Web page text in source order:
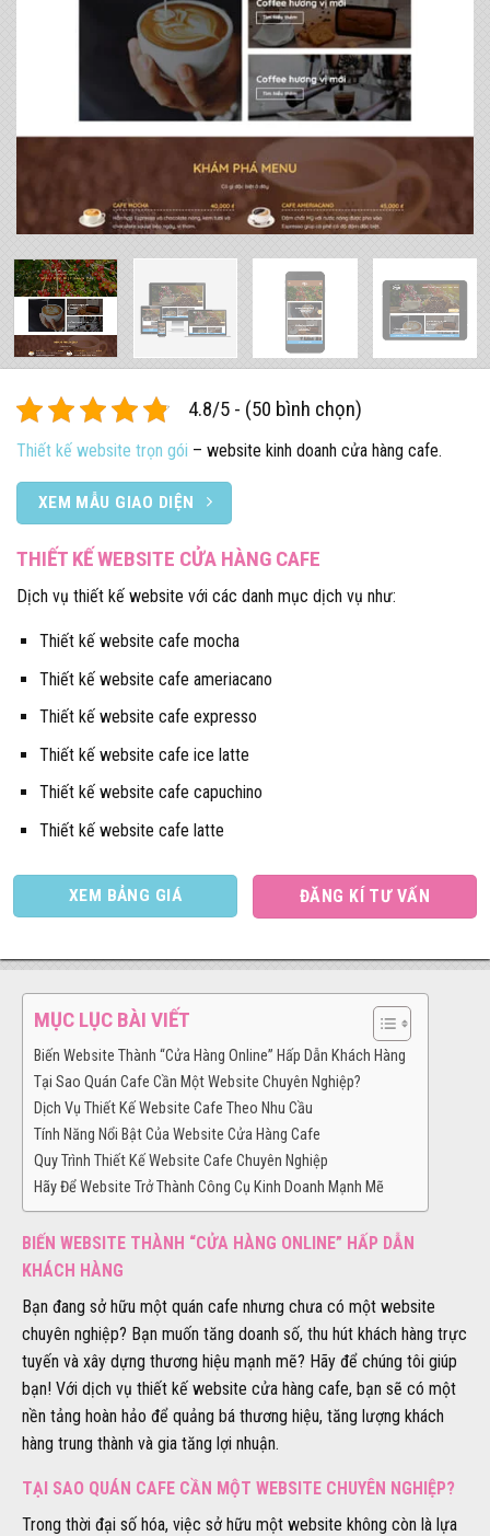
4.8/5 - (50 bình chọn)
Thiết kế website trọn gói – website kinh doanh cửa hàng cafe.
XEM MẪU GIAO DIỆN
THIẾT KẾ WEBSITE CỬA HÀNG CAFE
Dịch vụ thiết kế website với các danh mục dịch vụ như:
Thiết kế website cafe mocha
Thiết kế website cafe ameriacano
Thiết kế website cafe expresso
Thiết kế website cafe ice latte
Thiết kế website cafe capuchino
Thiết kế website cafe latte
XEM BẢNG GIÁ ĐĂNG KÍ TƯ VẤN
MỤC LỤC BÀI VIẾT
Biến Website Thành “Cửa Hàng Online” Hấp Dẫn Khách Hàng
Tại Sao Quán Cafe Cần Một Website Chuyên Nghiệp?
Dịch Vụ Thiết Kế Website Cafe Theo Nhu Cầu
Tính Năng Nổi Bật Của Website Cửa Hàng Cafe
Quy Trình Thiết Kế Website Cafe Chuyên Nghiệp
Hãy Để Website Trở Thành Công Cụ Kinh Doanh Mạnh Mẽ
BIẾN WEBSITE THÀNH “CỬA HÀNG ONLINE” HẤP DẪN
KHÁCH HÀNG
Bạn đang sở hữu một quán cafe nhưng chưa có một website
chuyên nghiệp? Bạn muốn tăng doanh số, thu hút khách hàng trực
tuyến và xây dựng thương hiệu mạnh mẽ? Hãy để chúng tôi giúp
bạn! Với dịch vụ thiết kế website cửa hàng cafe, bạn sẽ có một
nền tảng hoàn hảo để quảng bá thương hiệu, tăng lượng khách
hàng trung thành và gia tăng lợi nhuận.
TẠI SAO QUÁN CAFE CẦN MỘT WEBSITE CHUYÊN NGHIỆP?
Trong thời đại số hóa, việc sở hữu một website không còn là lựa